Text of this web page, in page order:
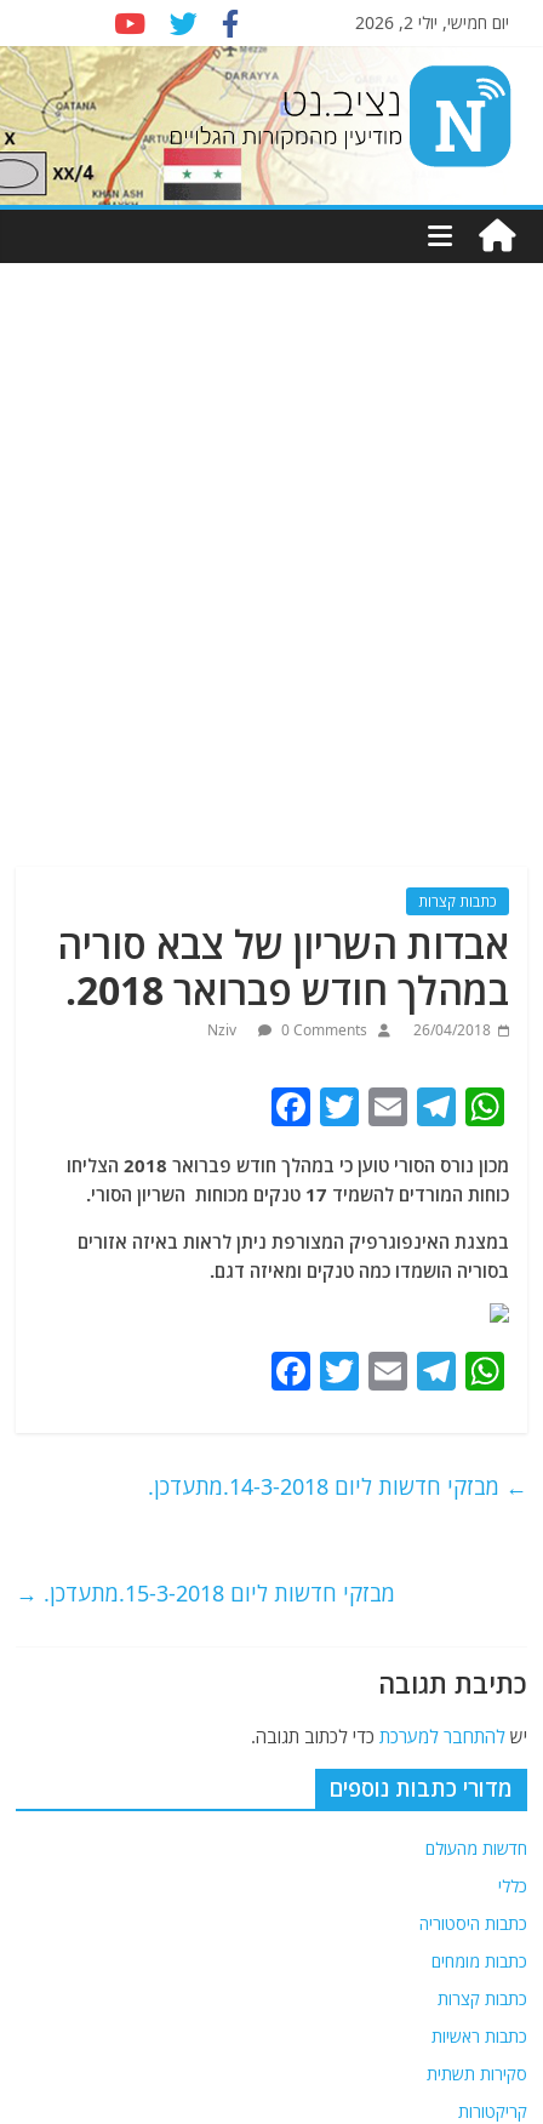
יום חמישי, יולי 2, 2026
Nziv.net
מודיעין
מהמקורות
כתבות קצרות
אבדות השריון של צבא סוריה
במהלך חודש פברואר 2018.
26/04/2018
Nziv 0 Comments
W
at
s
A
p
T
e
g
ra
E
ai
l
T
w
itt
er
c
e
b
מכון נורס הסורי טוען כי במהלך חודש פברואר 2018 הצליחו
כוחות המורדים להשמיד 17 טנקים מכוחות השריון הסורי.
במצגת האינפוגרפיק המצורפת ניתן לראות באיזה אזורים
בסוריה הושמדו כמה טנקים ומאיזה דגם.
W
s
T
g
E
l
T
er
e
o
← מבזקי חדשות ליום 14-3-2018.מתעדכן.
מבזקי חדשות ליום 15-3-2018.מתעדכן. →
כתיבת תגובה
ישלהתחבר למערכת כדי לכתוב תגובה.
מדורי כתבות נוספים
חדשות מהעולם
כללי
כתבות היסטוריה
כתבות מומחים
כתבות קצרות
כתבות ראשיות
סקירות תשתית
קריקטורות